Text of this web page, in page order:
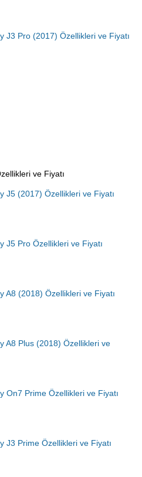
J3 Pro (2017) Özellikleri ve Fiyatı
ve Fiyatı
J5 (2017) Özellikleri ve Fiyatı
J5 Pro Özellikleri ve Fiyatı
A8 (2018) Özellikleri ve Fiyatı
A8 Plus (2018) Özellikleri ve
On7 Prime Özellikleri ve Fiyatı
J3 Prime Özellikleri ve Fiyatı